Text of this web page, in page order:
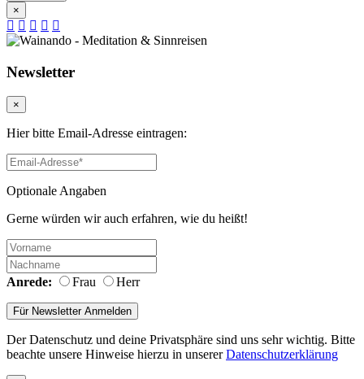
×
Newsletter
×
Hier bitte Email-Adresse eintragen:
Optionale Angaben
Gerne würden wir auch erfahren, wie du heißt!
Anrede: Frau Herr
Der Datenschutz und deine Privatsphäre sind uns sehr wichtig. Bitte
beachte unsere Hinweise hierzu in unsererDatenschutzerklärung